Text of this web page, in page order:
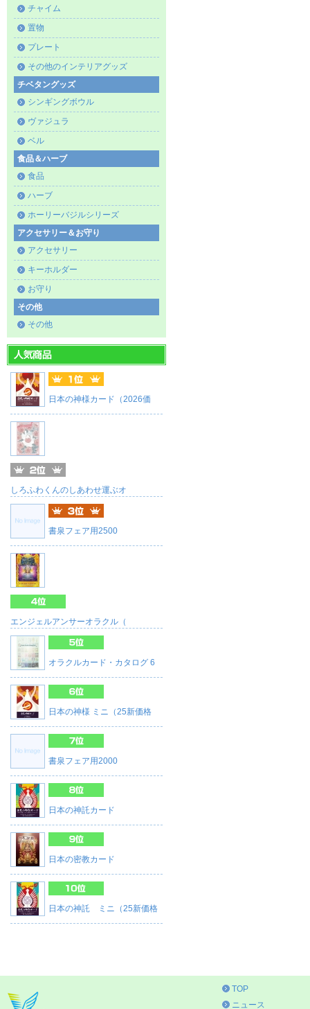
チャイム
置物
プレート
その他のインテリアグッズ
チベタングッズ
シンギングボウル
ヴァジュラ
ベル
食品＆ハーブ
食品
ハーブ
ホーリーバジルシリーズ
アクセサリー＆お守り
アクセサリー
キーホルダー
お守り
その他
その他
日本の神様カード（2026価
しろふわくんのしあわせ運ぶオ
書泉フェア用2500
エンジェルアンサーオラクル（
オラクルカード・カタログ 6
日本の神様 ミニ（25新価格
書泉フェア用2000
日本の神託カード
日本の密教カード
日本の神託 ミニ（25新価格
TOP
ニュース